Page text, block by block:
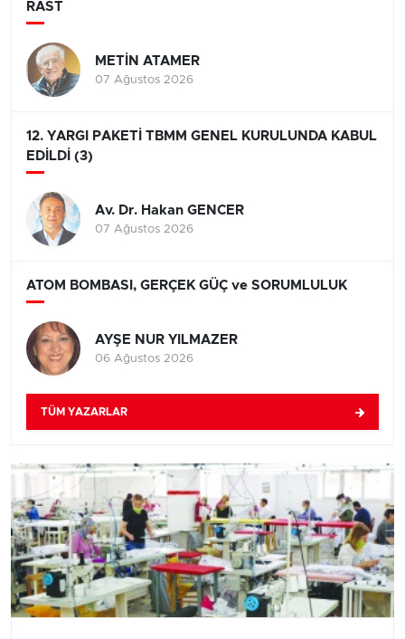
RAST
METİN ATAMER
07 Ağustos 2026
12. YARGI PAKETİ TBMM GENEL KURULUNDA KABUL
EDİLDİ (3)
Av. Dr. Hakan GENCER
07 Ağustos 2026
ATOM BOMBASI, GERÇEK GÜÇ ve SORUMLULUK
AYŞE NUR YILMAZER
06 Ağustos 2026
TÜM YAZARLAR